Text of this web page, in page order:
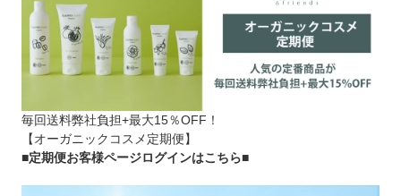
毎回送料弊社負担+最大15％OFF！
【オーガニックコスメ定期便】
■定期便お客様ページログインはこちら■